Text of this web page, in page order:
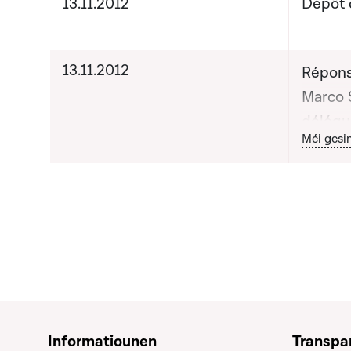
13.11.2012
Marco
Méi
Informatiounen